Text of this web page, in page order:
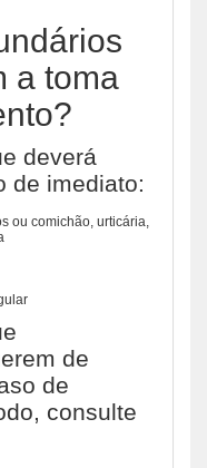
a toma
deverá
de imediato:
ou comichão, urticária,
de
de
consulte